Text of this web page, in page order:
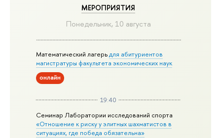
МЕРОПРИЯТИЯ
Понедельник, 10 августа
Математический лагерьдля абитуриентов
магистратуры факультета экономических наук
онлайн
19:40
Семинар Лаборатории исследований спорта
«Отношение к риску у элитных шахматистов в
ситуациях, где победа обязательна»